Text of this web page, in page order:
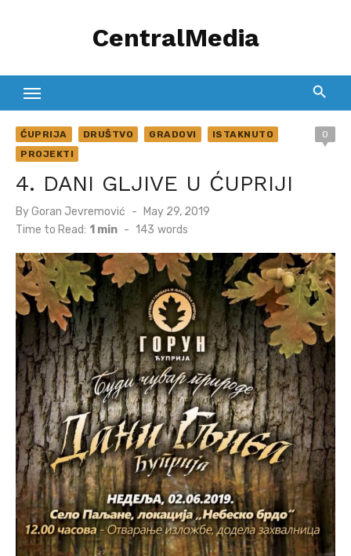
CentralMedia
ĆUPRIJA DRUŠTVO GRADOVI
ISTAKNUTO
PROJEKTI
0
4. DANI GLJIVE U ĆUPRIJI
ByGoran Jevremović
Posted
on
May 29, 2019
Time to Read: 1 min - 143 words